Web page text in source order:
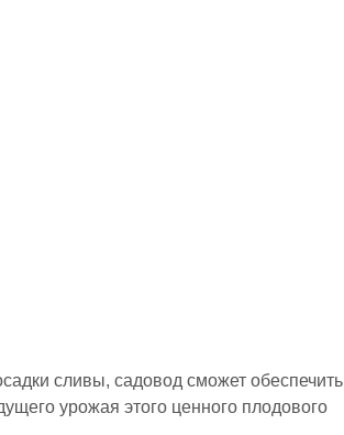
сливы, садовод сможет обеспечить
урожая этого ценного плодового